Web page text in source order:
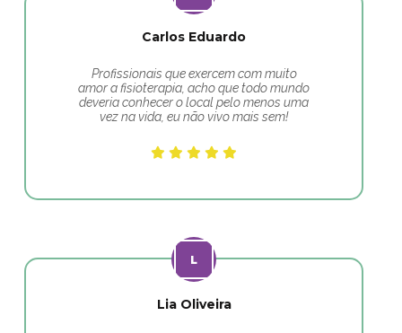
Carlos Eduardo
Profissionais que exercem com muito
amor a fisioterapia, acho que todo mundo
deveria conhecer o local pelo menos uma
vez na vida, eu não vivo mais sem!
Lia Oliveira